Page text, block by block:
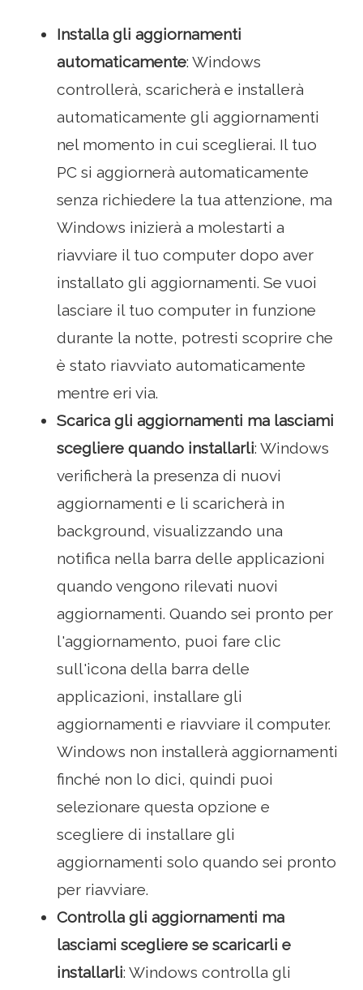
Installa gli aggiornamenti
automaticamente: Windows
controllerà, scaricherà e installerà
automaticamente gli aggiornamenti
nel momento in cui sceglierai. Il tuo
PC si aggiornerà automaticamente
senza richiedere la tua attenzione, ma
Windows inizierà a molestarti a
riavviare il tuo computer dopo aver
installato gli aggiornamenti. Se vuoi
lasciare il tuo computer in funzione
durante la notte, potresti scoprire che
è stato riavviato automaticamente
mentre eri via.
Scarica gli aggiornamenti ma lasciami
scegliere quando installarli: Windows
verificherà la presenza di nuovi
aggiornamenti e li scaricherà in
background, visualizzando una
notifica nella barra delle applicazioni
quando vengono rilevati nuovi
aggiornamenti. Quando sei pronto per
l'aggiornamento, puoi fare clic
sull'icona della barra delle
applicazioni, installare gli
aggiornamenti e riavviare il computer.
Windows non installerà aggiornamenti
finché non lo dici, quindi puoi
selezionare questa opzione e
scegliere di installare gli
aggiornamenti solo quando sei pronto
per riavviare.
Controlla gli aggiornamenti ma
lasciami scegliere se scaricarli e
installarli: Windows controlla gli